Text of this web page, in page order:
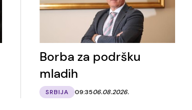
Borba za podršku
mladih
SRBIJA 09:3506.08.2026.